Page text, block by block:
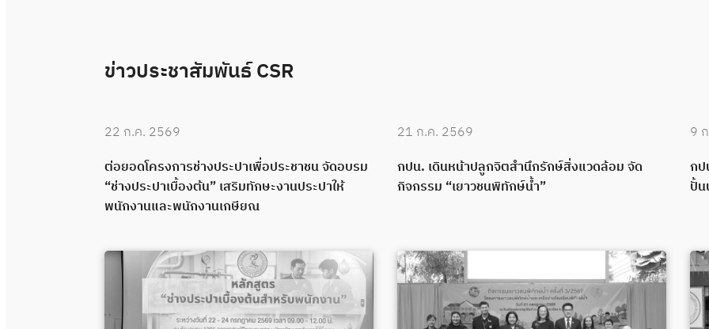
ข่าวประชาสัมพันธ์ CSR
22 ก.ค. 2569
ต่อยอดโครงการช่างประปาเพื่อประชาชน จัดอบรม
“ช่างประปาเบื้องต้น” เสริมทักษะงานประปาให้
พนักงานและพนักงานเกษียณ
21 ก.ค. 2569
กปน. เดินหน้าปลูกจิตสำนึกรักษ์สิ่งแวดล้อม จัด
กิจกรรม “เยาวชนพิทักษ์น้ำ”
9
กป
ปั้